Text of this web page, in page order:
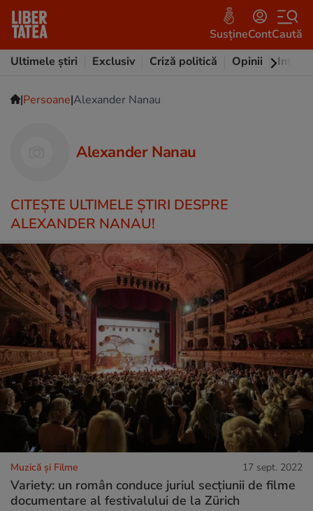
SusțineContCaută
Ultimele știri
Exclusiv Criză politică Opinii
|Persoane|Alexander Nanau
Alexander Nanau
CITEŞTE ULTIMELE ŞTIRI DESPRE
ALEXANDER NANAU!
Muzică și Filme 17 sept. 2022
Variety: un român conduce juriul secțiunii de filme
documentare al festivalului de la Zürich